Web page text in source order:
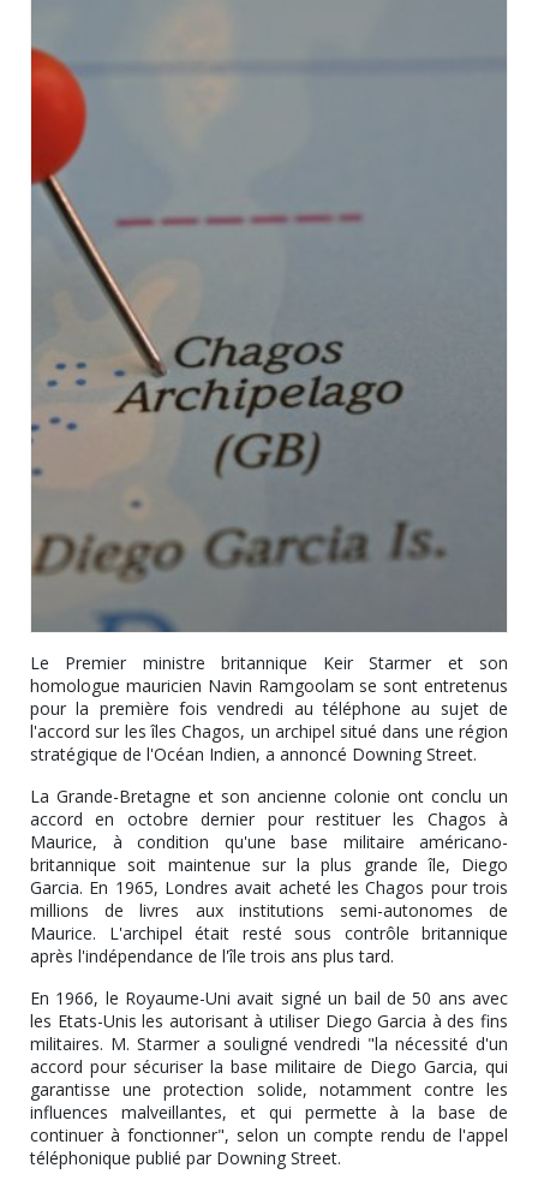
Le Premier ministre britannique Keir Starmer et son
homologue mauricien Navin Ramgoolam se sont entretenus
pour la première fois vendredi au téléphone au sujet de
l'accord sur les îles Chagos, un archipel situé dans une région
stratégique de l'Océan Indien, a annoncé Downing Street.
La Grande-Bretagne et son ancienne colonie ont conclu un
accord en octobre dernier pour restituer les Chagos à
Maurice, à condition qu'une base militaire américano-
britannique soit maintenue sur la plus grande île, Diego
Garcia. En 1965, Londres avait acheté les Chagos pour trois
millions de livres aux institutions semi-autonomes de
Maurice. L'archipel était resté sous contrôle britannique
après l'indépendance de l'île trois ans plus tard.
En 1966, le Royaume-Uni avait signé un bail de 50 ans avec
les Etats-Unis les autorisant à utiliser Diego Garcia à des fins
militaires. M. Starmer a souligné vendredi "la nécessité d'un
accord pour sécuriser la base militaire de Diego Garcia, qui
garantisse une protection solide, notamment contre les
influences malveillantes, et qui permette à la base de
continuer à fonctionner", selon un compte rendu de l'appel
téléphonique publié par Downing Street.